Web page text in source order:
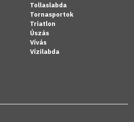
Tollaslabda
Tornasportok
Triatlon
Úszás
Vívás
Vízilabda